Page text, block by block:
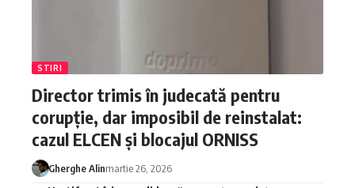
STIRI
Director trimis în judecată pentru
corupție, dar imposibil de reinstalat:
cazul ELCEN și blocajul ORNISS
Gherghe Alinmartie 26, 2026